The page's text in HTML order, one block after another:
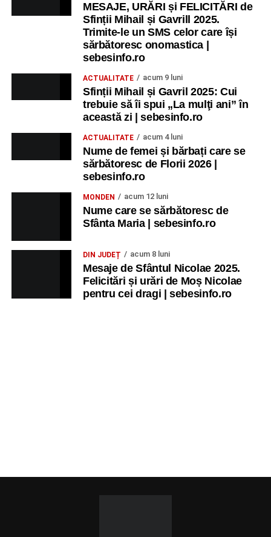
MESAJE, URĂRI și FELICITĂRI de
Sfinții Mihail și Gavrill 2025.
Trimite-le un SMS celor care își
sărbătoresc onomastica |
sebesinfo.ro
ACTUALITATE acum 9 luni
Sfinții Mihail și Gavril 2025: Cui
trebuie să îi spui „La mulţi ani” în
această zi | sebesinfo.ro
ACTUALITATE acum 4 luni
Nume de femei și bărbați care se
sărbătoresc de Florii 2026 |
sebesinfo.ro
MONDEN acum 12 luni
Nume care se sărbătoresc de
Sfânta Maria | sebesinfo.ro
DIN JUDEȚ acum 8 luni
Mesaje de Sfântul Nicolae 2025.
Felicitări și urări de Moș Nicolae
pentru cei dragi | sebesinfo.ro